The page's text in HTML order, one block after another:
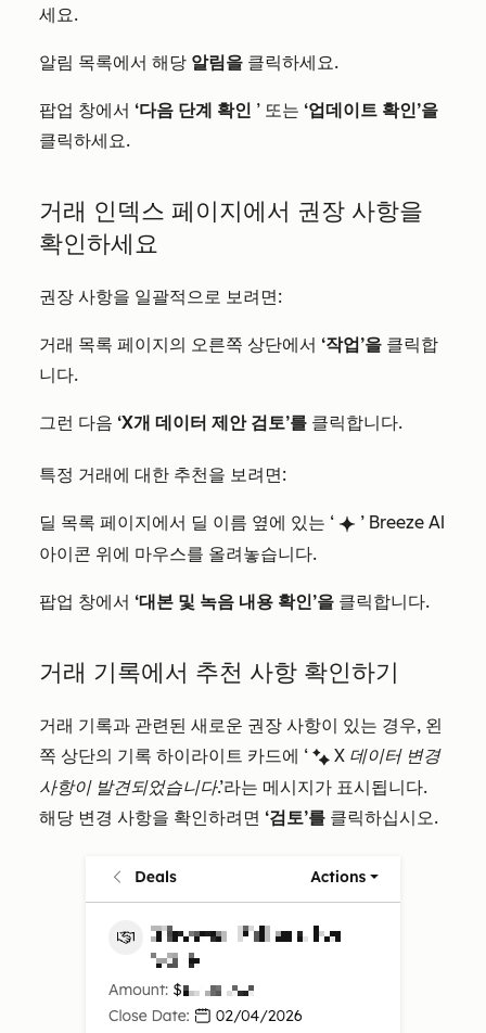
세요.
알림 목록에서 해당 알림을 클릭하세요.
팝업 창에서 ‘다음 단계 확인 ’ 또는 ‘업데이트 확인’을
클릭하세요.
거래 인덱스 페이지에서 권장 사항을
확인하세요
권장 사항을 일괄적으로 보려면:
거래 목록 페이지의 오른쪽 상단에서 ‘작업’을 클릭합
니다.
그런 다음 ‘X개 데이터 제안 검토’를 클릭합니다.
특정 거래에 대한 추천을 보려면:
딜 목록 페이지에서 딜 이름 옆에 있는 ‘ breezeSingleStar ’ Breeze AI
아이콘 위에 마우스를 올려놓습니다.
팝업 창에서 ‘대본 및 녹음 내용 확인’을 클릭합니다.
거래 기록에서 추천 사항 확인하기
거래 기록과 관련된 새로운 권장 사항이 있는 경우, 왼
쪽 상단의 기록 하이라이트 카드에 ‘ artificialIntelligenceEnhanced X 데이터 변경
사항이 발견되었습니다.’라는 메시지가 표시됩니다.
해당 변경 사항을 확인하려면 ‘검토’를 클릭하십시오.